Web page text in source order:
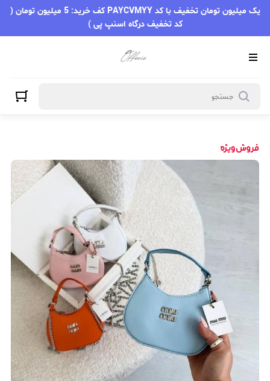
یک میلیون تومان تخفیف با کد PAYCVMYY کف خرید: 5 میلیون تومان (
کد تخفیف درگاه اسنپ پی )